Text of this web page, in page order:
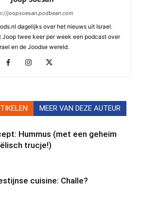
joopsoesan.podbean.com
dagelijks over het nieuws uit Israel.
Joop twee keer per week een podcast over
en de Joodse wereld.
MEER VAN DEZE AUTEUR
Hummus (met een geheim
trucje!)
cuisine: Challe?